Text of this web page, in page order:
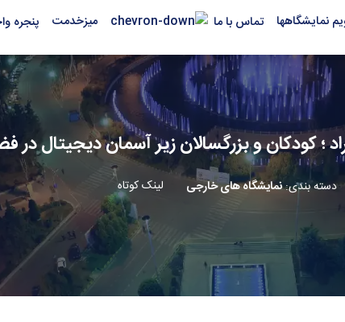
نمایشگاهها تماس با ما میزخدمت
پنجره
؛ کودکان و بزرگسالان زیر آسمان دیجیتال در
دسته بندی:نمایشگاه های خارجی لینک کوتاه